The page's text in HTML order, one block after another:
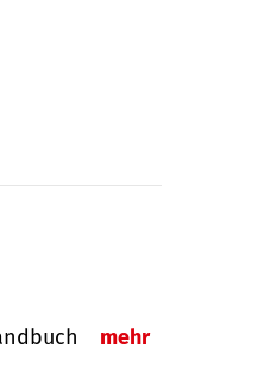
mehr